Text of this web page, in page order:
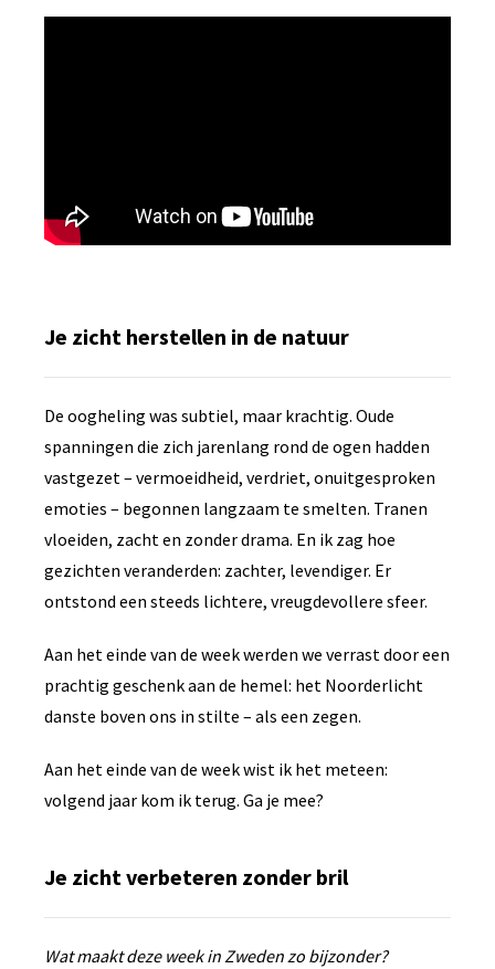
Je zicht herstellen in de natuur
De oogheling was subtiel, maar krachtig. Oude
spanningen die zich jarenlang rond de ogen hadden
vastgezet – vermoeidheid, verdriet, onuitgesproken
emoties – begonnen langzaam te smelten. Tranen
vloeiden, zacht en zonder drama. En ik zag hoe
gezichten veranderden: zachter, levendiger. Er
ontstond een steeds lichtere, vreugdevollere sfeer.
Aan het einde van de week werden we verrast door een
prachtig geschenk aan de hemel: het Noorderlicht
danste boven ons in stilte – als een zegen.
Aan het einde van de week wist ik het meteen:
volgend jaar kom ik terug. Ga je mee?
Je zicht verbeteren zonder bril
Wat maakt deze week in Zweden zo bijzonder?